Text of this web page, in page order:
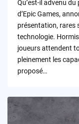
Qu’est-il advenu
d’Epic Games,
présentation, rares
technologie.
joueurs attendent
pleinement les
proposé…